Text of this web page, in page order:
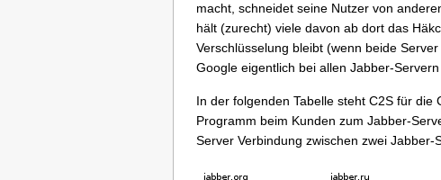
macht, schneidet seine Nutzer von
hält (zurecht) viele davon ab dort das
Verschlüsselung bleibt (wenn beide
Google eigentlich bei allen Jabber-Servern
In der folgenden Tabelle steht C2S für
Programm beim Kunden zum Jabber-
Server Verbindung zwischen zwei Jabber-